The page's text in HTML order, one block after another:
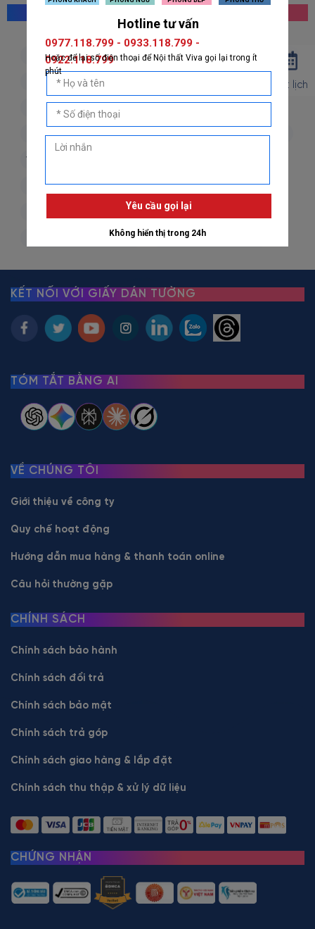
giấy dán tường hàn quốc giấy dán tường nhật bản
giấy dán tường 3d
giấy dán tường phòng ngủ
giấy dán tường phòng thờ giấy dán tường trẻ em
vải dán tường
decal dán kính giấy dán tường giả đá
giấy dán tường giả gỗ giấy dán tường giả gạch
giấy dán tường giả vải giấy dán tường giá rẻ
KẾT NỐI VỚI GIẤY DÁN TƯỜNG
TÓM TẮT BẰNG AI
VỀ CHÚNG TÔI
Giới thiệu về công ty
Quy chế hoạt động
Hướng dẫn mua hàng & thanh toán online
Câu hỏi thường gặp
CHÍNH SÁCH
Chính sách bảo hành
Chính sách đổi trả
Chính sách bảo mật
Chính sách trả góp
Chính sách giao hàng & lắp đặt
Chính sách thu thập & xử lý dữ liệu
CHỨNG NHẬN
Đặt lịch